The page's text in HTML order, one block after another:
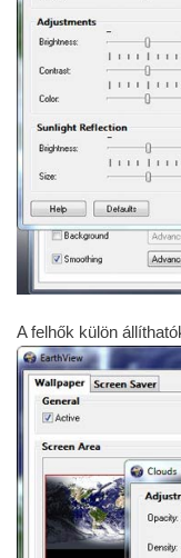
A felhők külön